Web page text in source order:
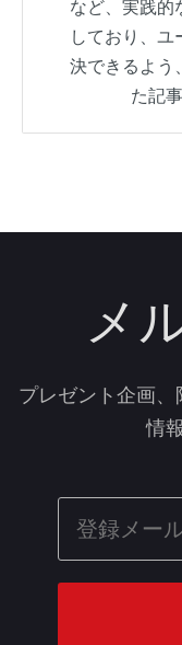
など、実践的
しており、
決できるよう
た記
メ
プレゼント企画
情